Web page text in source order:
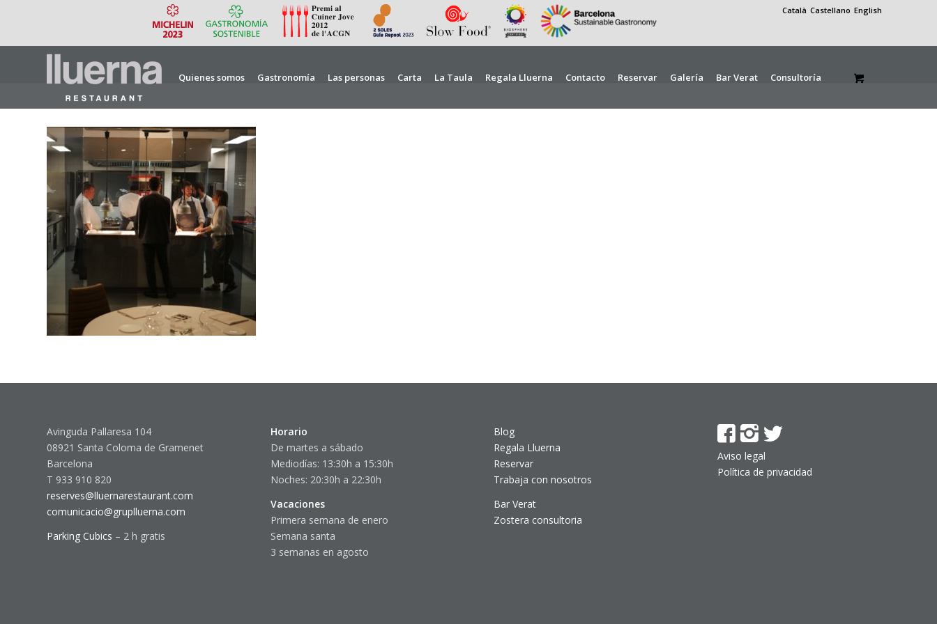
Català Castellano English
Quienes somos Gastronomía Las personas Carta La Taula Regala Lluerna Contacto Reservar Galería Bar Verat Consultoría
Avinguda Pallaresa 104
08921 Santa Coloma de Gramenet
Barcelona
T 933 910 820
reserves@lluernarestaurant.com
comunicacio@gruplluerna.com
Parking Cubics – 2 h gratis
Horario
De martes a sábado
Mediodías: 13:30h a 15:30h
Noches: 20:30h a 22:30h
Vacaciones
Primera semana de enero
Semana santa
3 semanas en agosto
Blog
Regala Lluerna
Reservar
Trabaja con nosotros
Bar Verat
Zostera consultoria
Aviso legal
Política de privacidad